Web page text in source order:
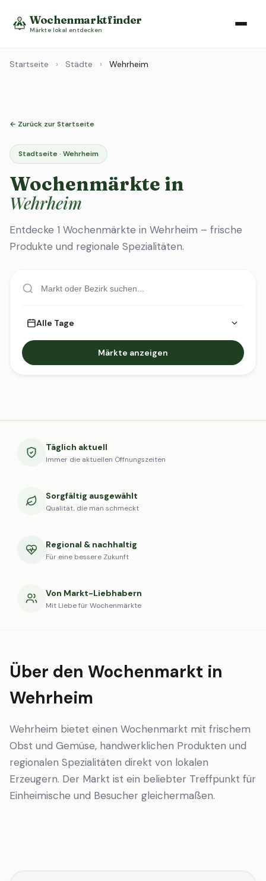
Wochenmarktfinder
Märkte lokal entdecken
Startseite › Städte › Wehrheim
← Zurück zur Startseite
Stadtseite · Wehrheim
Wochenmärkte in
Wehrheim
Entdecke 1 Wochenmärkte in Wehrheim – frische
Produkte und regionale Spezialitäten.
Alle Tage
Märkte anzeigen
Täglich aktuell
Immer die aktuellen Öffnungszeiten
Sorgfältig ausgewählt
Qualität, die man schmeckt
Regional & nachhaltig
Für eine bessere Zukunft
Von Markt-Liebhabern
Mit Liebe für Wochenmärkte
Über den Wochenmarkt in
Wehrheim
Wehrheim bietet einen Wochenmarkt mit frischem
Obst und Gemüse, handwerklichen Produkten und
regionalen Spezialitäten direkt von lokalen
Erzeugern. Der Markt ist ein beliebter Treffpunkt für
Einheimische und Besucher gleichermaßen.